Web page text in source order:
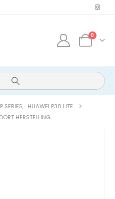
0
SERIES, HUAWEI P30 LITE
HERSTELLING